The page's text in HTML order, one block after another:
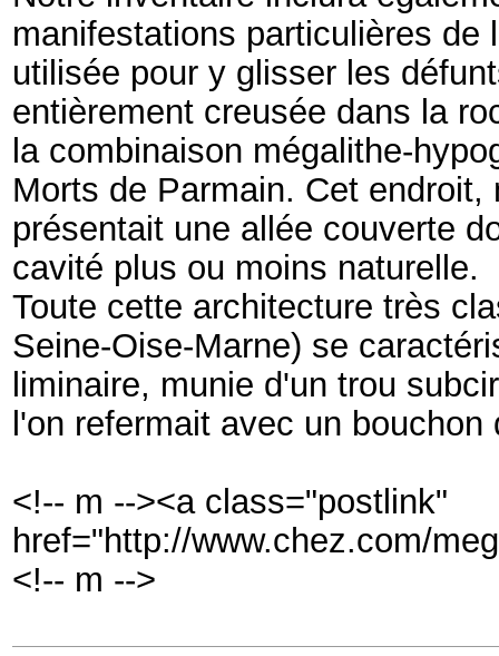
manifestations particulières de
utilisée pour y glisser les
entièrement creusée dans la
la combinaison mégalithe-
Morts de Parmain. Cet
présentait une allée couverte
cavité plus ou moins naturelle.
Toute cette architecture très
Seine-Oise-Marne) se
liminaire, munie d'un trou
l'on refermait avec un
<!-- m --><a class="postlink"
href="http://www.chez.com/
<!-- m -->